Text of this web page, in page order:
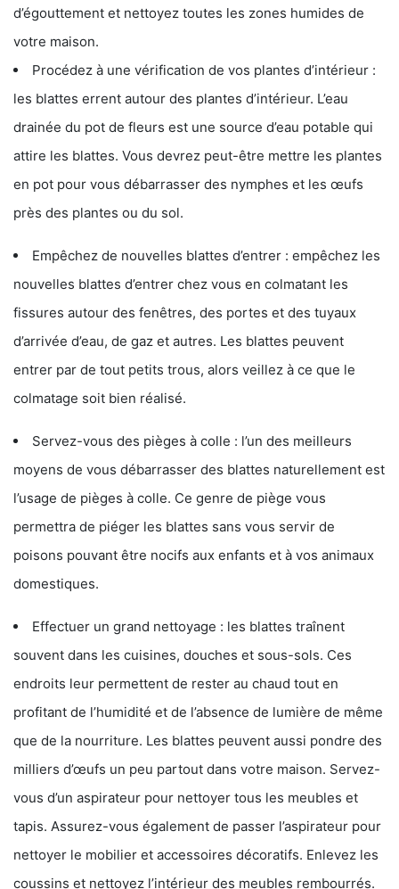
d’égouttement et nettoyez toutes les zones humides de
votre maison.
Procédez à une vérification de vos plantes d’intérieur :
les blattes errent autour des plantes d’intérieur. L’eau
drainée du pot de fleurs est une source d’eau potable qui
attire les blattes. Vous devrez peut-être mettre les plantes
en pot pour vous débarrasser des nymphes et les œufs
près des plantes ou du sol.
Empêchez de nouvelles blattes d’entrer : empêchez les
nouvelles blattes d’entrer chez vous en colmatant les
fissures autour des fenêtres, des portes et des tuyaux
d’arrivée d’eau, de gaz et autres. Les blattes peuvent
entrer par de tout petits trous, alors veillez à ce que le
colmatage soit bien réalisé.
Servez-vous des pièges à colle : l’un des meilleurs
moyens de vous débarrasser des blattes naturellement est
l’usage de pièges à colle. Ce genre de piège vous
permettra de piéger les blattes sans vous servir de
poisons pouvant être nocifs aux enfants et à vos animaux
domestiques.
Effectuer un grand nettoyage : les blattes traînent
souvent dans les cuisines, douches et sous-sols. Ces
endroits leur permettent de rester au chaud tout en
profitant de l’humidité et de l’absence de lumière de même
que de la nourriture. Les blattes peuvent aussi pondre des
milliers d’œufs un peu partout dans votre maison. Servez-
vous d’un aspirateur pour nettoyer tous les meubles et
tapis. Assurez-vous également de passer l’aspirateur pour
nettoyer le mobilier et accessoires décoratifs. Enlevez les
coussins et nettoyez l’intérieur des meubles rembourrés.